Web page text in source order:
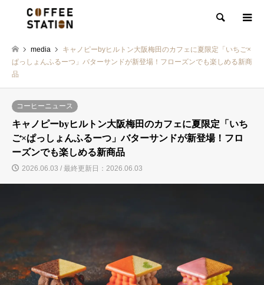
検索
media
キャノピーbyヒルトン大阪梅田のカフェに夏限定「いちご×
ぱっしょんふるーつ」バターサンドが新登場！フローズンでも楽しめる新商
品
コーヒーニュース
キャノピーbyヒルトン大阪梅田のカフェに夏限定「いち
ご×ぱっしょんふるーつ」バターサンドが新登場！フロ
ーズンでも楽しめる新商品
2026.06.03 / 最終更新日：2026.06.03